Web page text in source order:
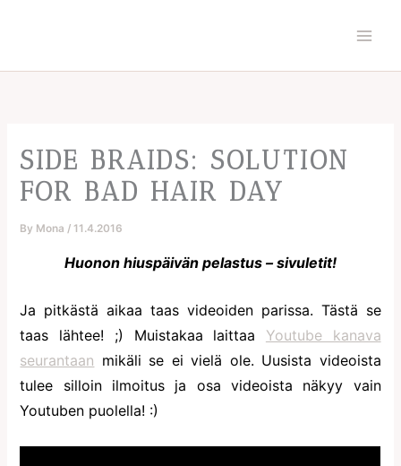
SIDE BRAIDS: SOLUTION
FOR BAD HAIR DAY
By Mona /11.4.2016
Huonon hiuspäivän pelastus – sivuletit!
Ja pitkästä aikaa taas videoiden parissa. Tästä se
taas lähtee! ;) Muistakaa laittaa Youtube kanava
seurantaan mikäli se ei vielä ole. Uusista videoista
tulee silloin ilmoitus ja osa videoista näkyy vain
Youtuben puolella! :)